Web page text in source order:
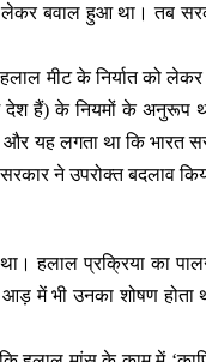
लेकर बवाल हुआ था। तब
मीट के निर्यात को
देश हैं) के नियमों के अनुरूप
यह लगता था कि भारत
ने उपरोक्त बदलाव
था। हलाल प्रक्रिया का
में भी उनका शोषण होता